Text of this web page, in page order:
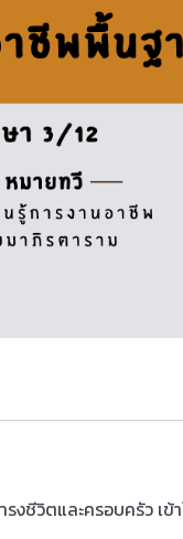
งชีวิตและครอบครัว เ